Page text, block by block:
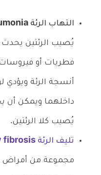
التهاب الرئة Pneumonia:
يُصيب الرئتين يحدث
فطريات أو
أنسجة الرئة ويؤدي
داخلهما ويمكن أن
يُصيب كلا الرئتين.
تليف الرئة Pulmonary fibrosis:
مجموعة من أمراض